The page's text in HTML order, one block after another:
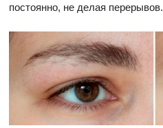
постоянно, не делая перерывов.